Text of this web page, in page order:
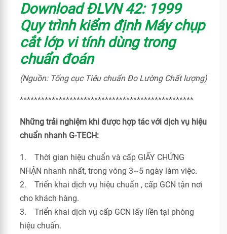
Download ĐLVN 42: 1999
Quy trình kiểm định Máy chụp
cắt lớp vi tính dùng trong
chuẩn đoán
(Nguồn: Tổng cục Tiêu chuẩn Đo Lường Chất lượng)
*************************************************
Những trải nghiệm khi được hợp tác với dịch vụ hiệu
chuẩn nhanh G-TECH:
1. Thời gian hiệu chuẩn và cấp GIẤY CHỨNG
NHẬN nhanh nhất, trong vòng 3~5 ngày làm việc.
2. Triển khai dịch vụ hiệu chuẩn , cấp GCN tận nơi
cho khách hàng.
3. Triển khai dịch vụ cấp GCN lấy liền tại phòng
hiệu chuẩn.